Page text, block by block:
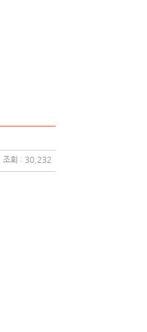
조회 : 30,232